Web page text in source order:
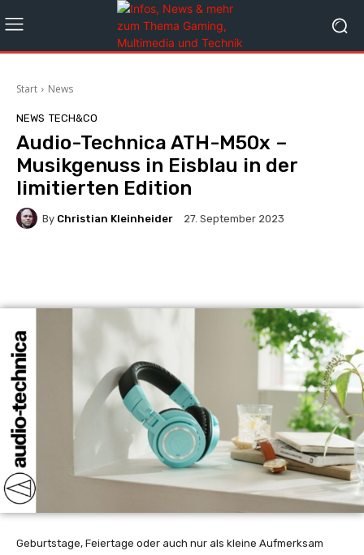
Start News
NEWS TECH&CO
Audio-Technica ATH-M50x –
Musikgenuss in Eisblau in der
limitierten Edition
By Christian Kleinheider 27. September 2023
Geburtstage, Feiertage oder auch nur als kleine Aufmerksam